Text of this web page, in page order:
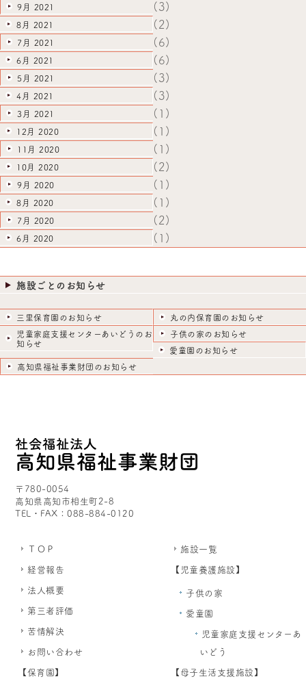
9月 2021 (3)
8月 2021 (2)
7月 2021 (6)
6月 2021 (6)
5月 2021 (3)
4月 2021 (3)
3月 2021 (1)
12月 2020 (1)
11月 2020 (1)
10月 2020 (2)
9月 2020 (1)
8月 2020 (1)
7月 2020 (2)
6月 2020 (1)
施設ごとのお知らせ
三里保育園のお知らせ
丸の内保育園のお知らせ
児童家庭支援センターあいどうのお
知らせ
子供の家のお知らせ
愛童園のお知らせ
高知県福祉事業財団のお知らせ
〒780-0054
高知県高知市相生町2-8
TEL・FAX：088-884-0120
ＴＯＰ
経営報告
法人概要
第三者評価
苦情解決
お問い合わせ
施設一覧
【児童養護施設】
子供の家
愛童園
児童家庭支援センターあ
いどう
【保育園】 【母子生活支援施設】